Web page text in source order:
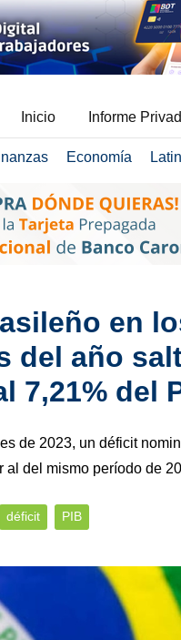
Inicio Informe
Economía
en
del año
7,21% del
de 2023, un déficit
al del mismo período de
déficit PIB